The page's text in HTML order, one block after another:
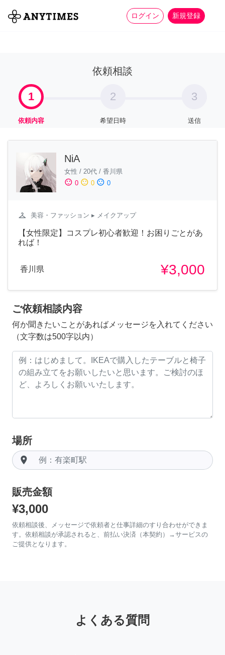
ログイン 新規登録
全て 家事 more_horiz
依頼相談
1
依頼内容
2
希望日時
3
送信
NiA
女性 / 20代 / 香川県
sentiment_satisfied 0 sentiment_neutral 0 sentiment_dissatisfied 0
checkroom 美容・ファッション ▸ メイクアップ
【女性限定】コスプレ初心者歓迎！お困りごとがあ
れば！
香川県 ¥3,000
ご依頼相談内容
何か聞きたいことがあればメッセージを入れてください
（文字数は500字以内）
場所
room
販売金額
¥3,000
依頼相談後、メッセージで依頼者と仕事詳細のすり合わせができま
す。依頼相談が承認されると、前払い決済（本契約）→サービスの
ご提供となります。
よくある質問